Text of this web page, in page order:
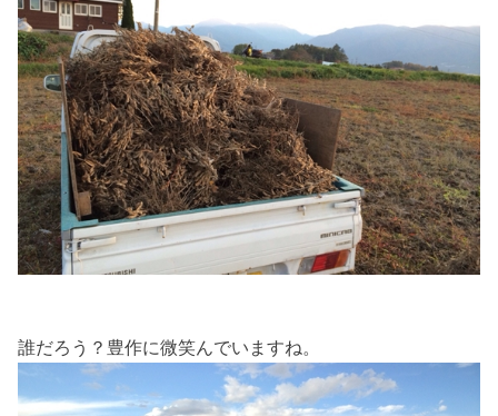
誰だろう？豊作に微笑んでいますね。